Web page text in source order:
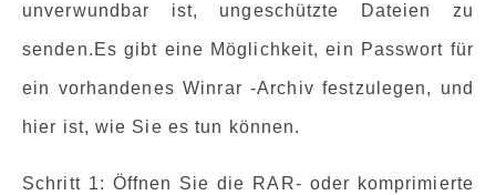
unverwundbar ist, ungeschützte Dateien zu
senden.Es gibt eine Möglichkeit, ein Passwort für
ein vorhandenes Winrar -Archiv festzulegen, und
hier ist, wie Sie es tun können.
Schritt 1: Öffnen Sie die RAR- oder komprimierte